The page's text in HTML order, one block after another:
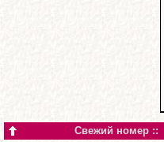
Свежий номер ::